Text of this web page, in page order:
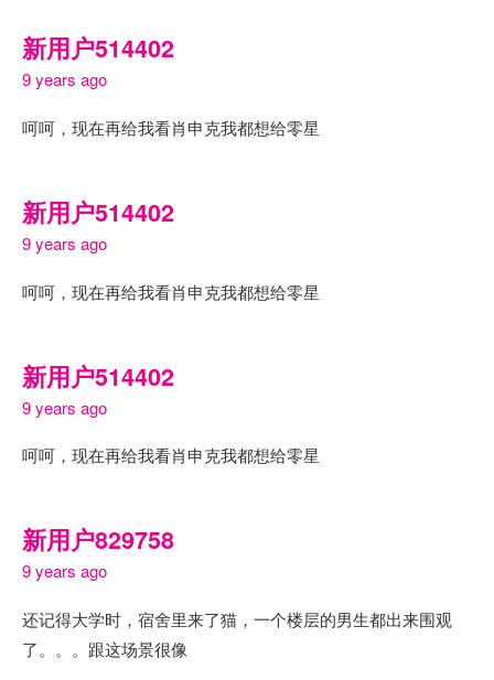
新用户514402
9 years ago
呵呵，现在再给我看肖申克我都想给零星
新用户514402
9 years ago
呵呵，现在再给我看肖申克我都想给零星
新用户514402
9 years ago
呵呵，现在再给我看肖申克我都想给零星
新用户829758
9 years ago
还记得大学时，宿舍里来了猫，一个楼层的男生都出来围观
了。。。跟这场景很像